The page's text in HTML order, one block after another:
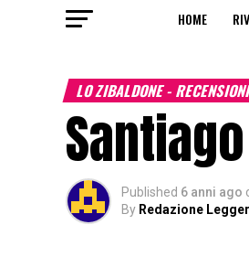
HOME
LO ZIBALDONE -
Published 6 anni ago
By Redazione